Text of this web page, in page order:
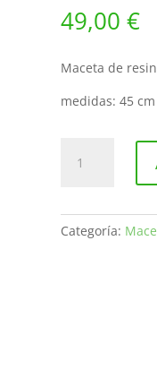
49,00 €
Maceta de
medidas: 45
chocolate
Categoría: